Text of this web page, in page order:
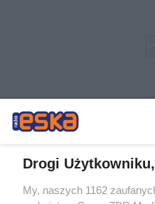
Drogi Użytkowniku,
My, naszych 1162